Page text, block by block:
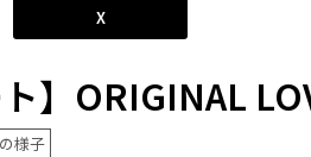
X
ト】ORIGINAL
様子